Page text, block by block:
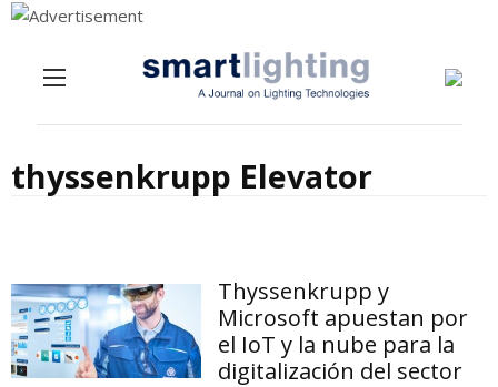
thyssenkrupp Elevator
Thyssenkrupp y
Microsoft apuestan por
el IoT y la nube para la
digitalización del sector